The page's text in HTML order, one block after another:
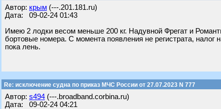
Автор: крым (---.201.181.ru)
Дата: 09-02-24 01:43
Имею 2 лодки весом меньше 200 кг. Надувной Фрегат и
бортовые номера. С момента появления не регистрата,
пока лень.
Re: исключение судна по приказ МЧС России от 27.07.2023 N 777
Автор: s494 (---.broadband.corbina.ru)
Дата: 09-02-24 04:21